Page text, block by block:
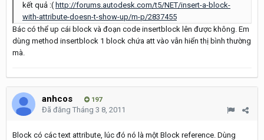
kết quả :( http://forums.autodesk.com/t5/NET/insert-a-block-
with-attribute-doesn-t-show-up/m-p/2837455
Bác có thể up cái block và đoạn code insertblock lên được không. Em
dùng method insertblock 1 block chứa att vào vẫn hiển thị bình thường
mà.
anhcos 197
Đã đăng Tháng 3 8, 2011
Block có các text attribute, lúc đó nó là một Block reference. Dùng